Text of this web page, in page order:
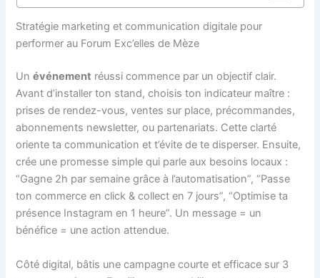
Stratégie marketing et communication digitale pour
performer au Forum Exc’elles de Mèze
Unévénement réussi commence par un objectif clair.
Avant d’installer ton stand, choisis ton indicateur maître :
prises de rendez-vous, ventes sur place, précommandes,
abonnements newsletter, ou partenariats. Cette clarté
oriente ta communication et t’évite de te disperser. Ensuite,
crée une promesse simple qui parle aux besoins locaux :
“Gagne 2h par semaine grâce à l’automatisation”, “Passe
ton commerce en click & collect en 7 jours”, “Optimise ta
présence Instagram en 1 heure”. Un message = un
bénéfice = une action attendue.
Côté digital, bâtis une campagne courte et efficace sur 3